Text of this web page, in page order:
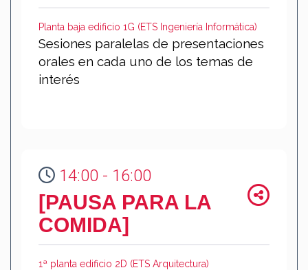
Planta baja edificio 1G (ETS Ingeniería Informática)
Sesiones paralelas de presentaciones
orales en cada uno de los temas de
interés
14:00 - 16:00
[PAUSA PARA LA
COMIDA]
1ª planta edificio 2D (ETS Arquitectura)